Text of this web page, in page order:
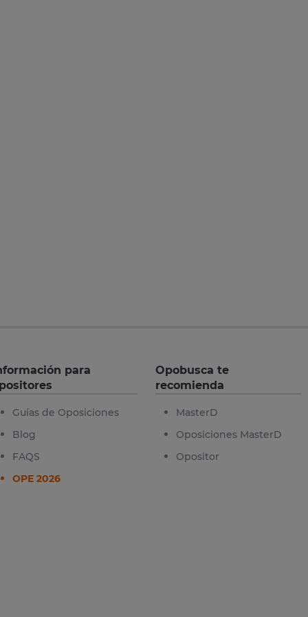
para
Guías de Oposiciones
Blog
FAQS
OPE 2026
Opobusca te
recomienda
MasterD
Oposiciones MasterD
Opositor